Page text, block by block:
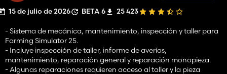
15 de julio de 2026 BETA 6 25 423
- Sistema de mecánica, mantenimiento, inspección y taller para
Farming Simulator 25.
- Incluye inspección de taller, informe de averías,
mantenimiento, reparación general y reparación monopieza.
- Algunas reparaciones requieren acceso al taller y la pieza